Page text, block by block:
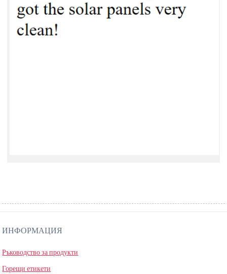
ИНФОРМАЦИЯ
Ръководство за продукти
Горещи етикети